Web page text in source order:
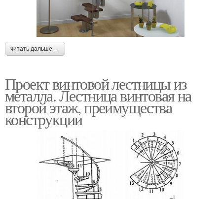
читать дальше →
Проект винтовой лестницы из
металла. Лестница винтовая на
второй этаж, преимущества
конструкции